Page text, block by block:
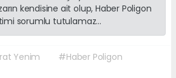
kendisine ait olup, Haber Poligon
sorumlu tutulamaz...
Yenim
#Haber Poligon